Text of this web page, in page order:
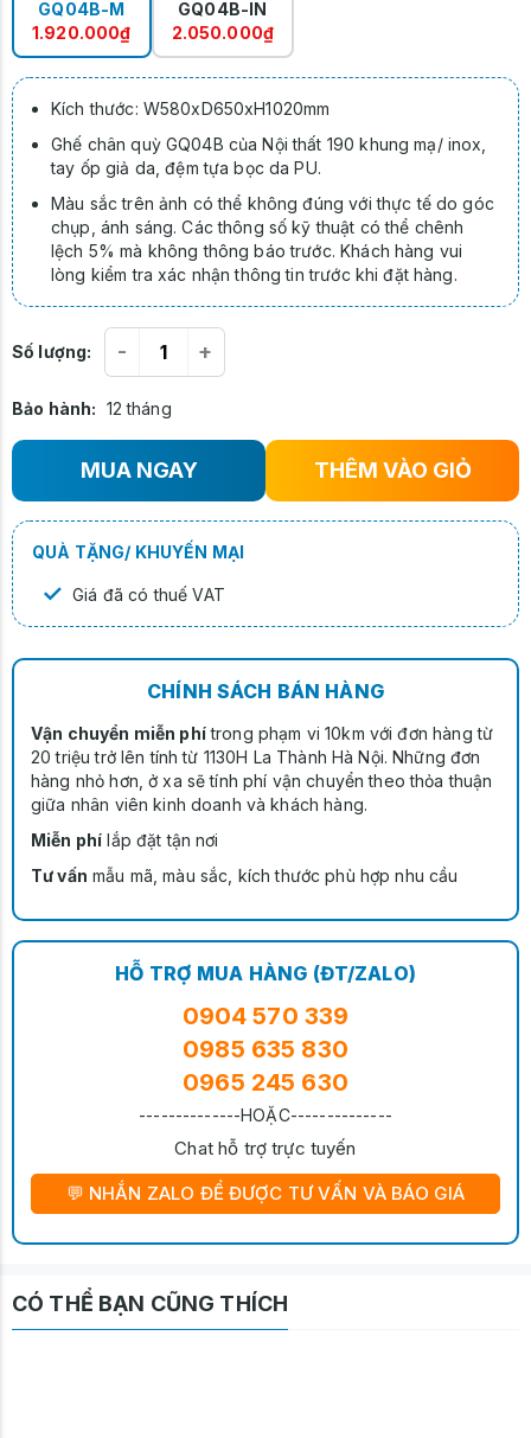
GQ04B-M
1.920.000₫
GQ04B-IN
2.050.000₫
Kích thước: W580xD650xH1020mm
Ghế chân quỳ GQ04B của Nội thất 190 khung mạ/ inox,
tay ốp giả da, đệm tựa bọc da PU.
Màu sắc trên ảnh có thể không đúng với thực tế do góc
chụp, ánh sáng. Các thông số kỹ thuật có thể chênh
lệch 5% mà không thông báo trước. Khách hàng vui
lòng kiểm tra xác nhận thông tin trước khi đặt hàng.
Số lượng: - +
Bảo hành: 12 tháng
MUA NGAY THÊM VÀO GIỎ
QUÀ TẶNG/ KHUYẾN MẠI
✓ Giá đã có thuế VAT
CHÍNH SÁCH BÁN HÀNG
Vận chuyển miễn phítrong phạm vi 10km với đơn hàng từ
20 triệu trở lên tính từ 1130H La Thành Hà Nội. Những đơn
hàng nhỏ hơn, ở xa sẽ tính phí vận chuyển theo thỏa thuận
giữa nhân viên kinh doanh và khách hàng.
Miễn phí lắp đặt tận nơi
Tư vấn mẫu mã, màu sắc, kích thước phù hợp nhu cầu
HỖ TRỢ MUA HÀNG (ĐT/ZALO)
0904 570 339
0985 635 830
0965 245 630
--------------HOẶC--------------
Chat hỗ trợ trực tuyến
💬 NHẮN ZALO ĐỂ ĐƯỢC TƯ VẤN VÀ BÁO GIÁ
CÓ THỂ BẠN CŨNG THÍCH